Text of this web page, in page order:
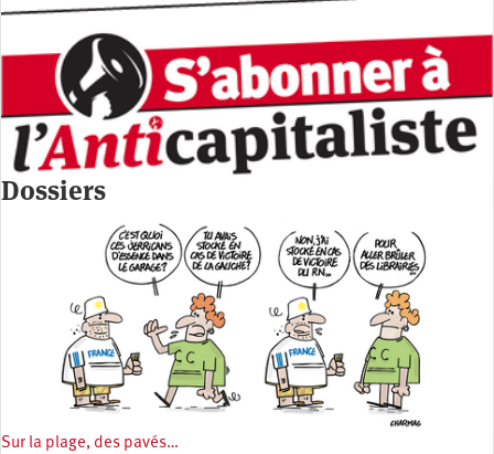
Dossiers
Sur la plage, des pavés…